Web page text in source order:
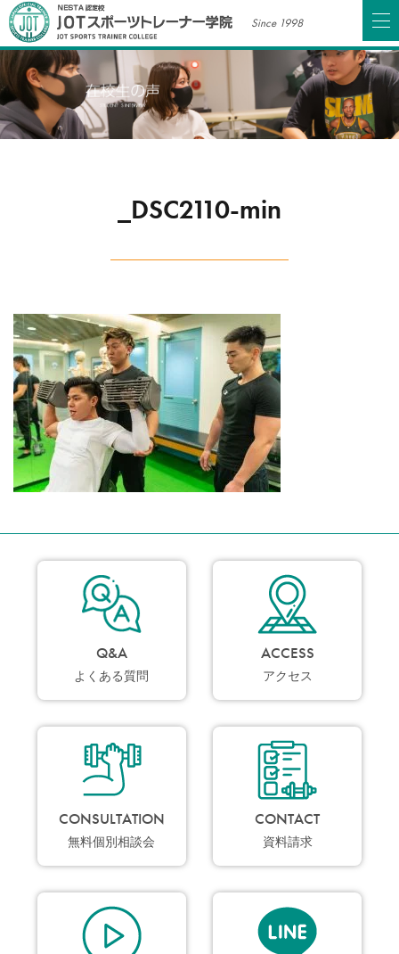
Since 1998
_DSC2110-min
Q&A
よくある質問
ACCESS
アクセス
CONSULTATION
無料個別相談会
CONTACT
資料請求